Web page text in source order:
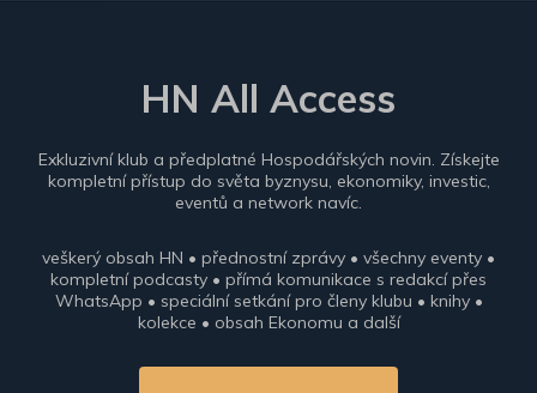
HN All Access
Exkluzivní klub a předplatné Hospodářských novin. Získejte
kompletní přístup do světa byznysu, ekonomiky, investic,
eventů a network navíc.
veškerý obsah HN • přednostní zprávy • všechny eventy •
kompletní podcasty • přímá komunikace s redakcí přes
WhatsApp • speciální setkání pro členy klubu • knihy •
kolekce • obsah Ekonomu a další